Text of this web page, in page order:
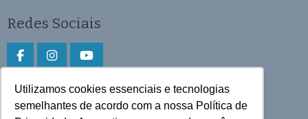
Utilizamos cookies essenciais e tecnologias
semelhantes de acordo com a nossa Política de
Redes Sociais
Faça download do aplicativo